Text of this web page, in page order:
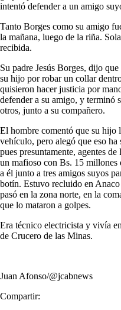
intentó defender a un amigo
Tanto Borges como su amigo
la mañana, luego de la riña.
recibida.
Su padre Jesús Borges, dijo
su hijo por robar un collar
quisieron hacer justicia por
defender a su amigo, y terminó
otros, junto a su compañero.
El hombre comentó que su hijo
vehículo, pero alegó que eso
pues presuntamente, agentes
un mafioso con Bs. 15 millones
a él junto a tres amigos suyos
botín. Estuvo recluido en
pasó en la zona norte, en la
que lo mataron a golpes.
Era técnico electricista y vivía
de Crucero de las Minas.
Juan Afonso/@jcabnews
Compartir: